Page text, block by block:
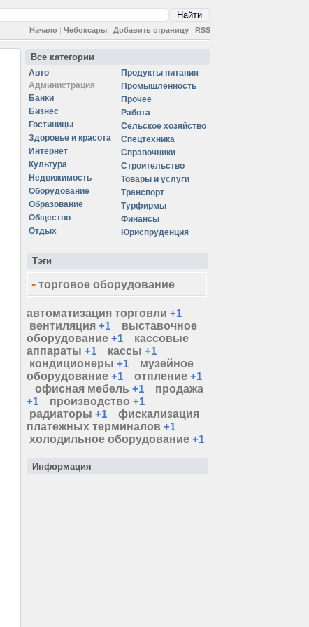
Начало | Чебоксары | Добавить страницу | RSS
Все категории
Авто
Администрация
Банки
Бизнес
Гостиницы
Здоровье и красота
Интернет
Культура
Недвижимость
Оборудование
Образование
Общество
Отдых
Продукты питания
Промышленность
Прочее
Работа
Сельское хозяйство
Спецтехника
Справочники
Строительство
Товары и услуги
Транспорт
Турфирмы
Финансы
Юриспруденция
Тэги
- торговое оборудование
автоматизация торговли +1
вентиляция +1
выставочное
оборудование +1
кассовые
аппараты +1 кассы +1
кондиционеры +1
музейное
оборудование +1 отпление +1
офисная мебель +1
продажа
+1
производство +1
радиаторы +1
фискализация
платежных терминалов +1
холодильное оборудование +1
Информация